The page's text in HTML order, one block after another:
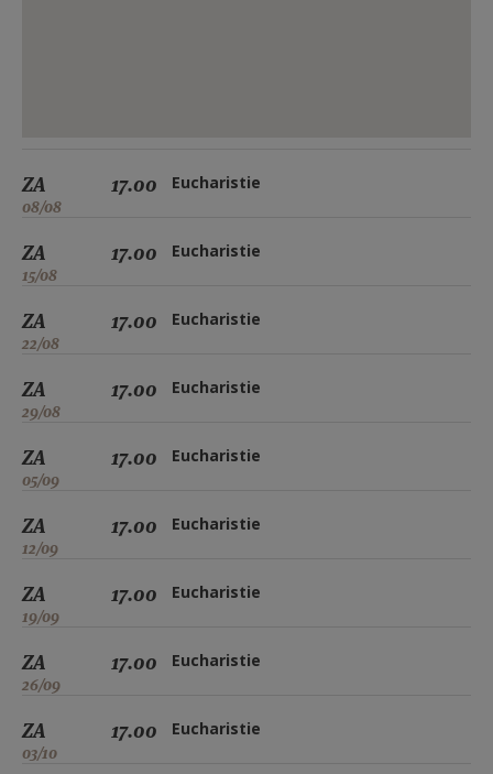
ZA
08/08
17.00 Eucharistie
ZA
15/08
17.00 Eucharistie
ZA
22/08
17.00 Eucharistie
ZA
29/08
17.00 Eucharistie
ZA
05/09
17.00 Eucharistie
ZA
12/09
17.00 Eucharistie
ZA
19/09
17.00 Eucharistie
ZA
26/09
17.00 Eucharistie
ZA
03/10
17.00 Eucharistie